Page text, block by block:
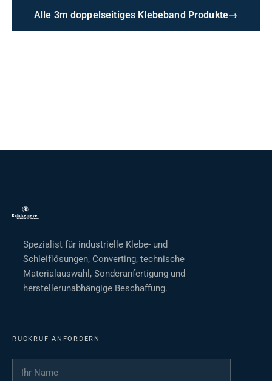
Alle 3m doppelseitiges Klebeband Produkte→
Spezialist für industrielle Klebe- und
Schleiflösungen, Converting, technische
Materialauswahl, Sonderanfertigung und
herstellerunabhängige Beschaffung.
RÜCKRUF ANFORDERN
Ihr Name